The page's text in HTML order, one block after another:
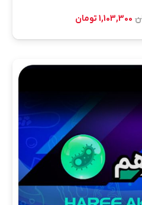
قیمت
1,103,300 تومان